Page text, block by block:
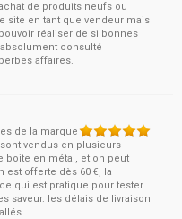
de produits neufs ou
site en tant que vendeur mais
réaliser de si bonnes
consulté
affaires.
de la marque
vendus en plusieurs
boite en métal, et on peut
est offerte dès 60 €, la
qui est pratique pour tester
saveur. les délais de livraison